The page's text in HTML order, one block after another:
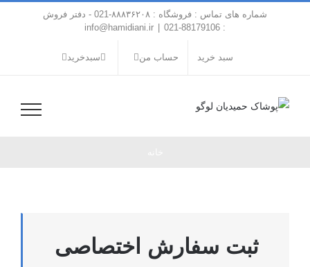
شماره های تماس : فروشگاه : ۸۸۸۳۶۲۰۸-021 - دفتر فروش
: 88179106-021
info@hamidiani.ir
سبد خرید حساب من سبدخرید
ثبت سفارش اختصاصی